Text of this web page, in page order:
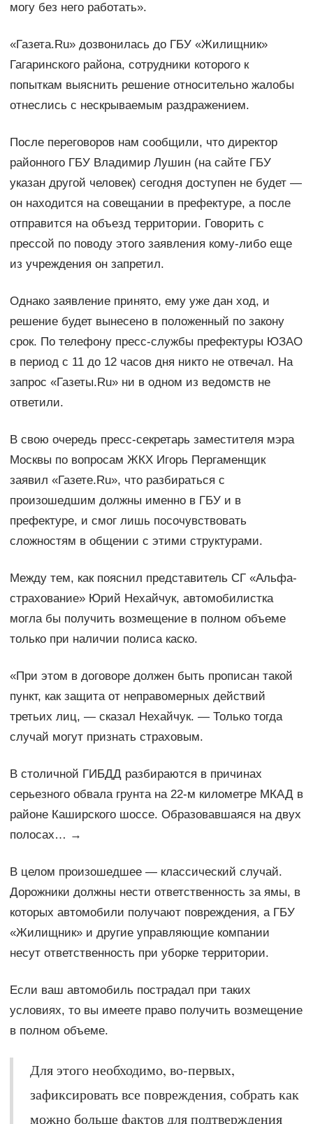
могу без него работать».
«Газета.Ru» дозвонилась до ГБУ «Жилищник»
Гагаринского района, сотрудники которого к
попыткам выяснить решение относительно жалобы
отнеслись с нескрываемым раздражением.
После переговоров нам сообщили, что директор
районного ГБУ Владимир Лушин (на сайте ГБУ
указан другой человек) сегодня доступен не будет —
он находится на совещании в префектуре, а после
отправится на объезд территории. Говорить с
прессой по поводу этого заявления кому-либо еще
из учреждения он запретил.
Однако заявление принято, ему уже дан ход, и
решение будет вынесено в положенный по закону
срок. По телефону пресс-службы префектуры ЮЗАО
в период с 11 до 12 часов дня никто не отвечал. На
запрос «Газеты.Ru» ни в одном из ведомств не
ответили.
В свою очередь пресс-секретарь заместителя мэра
Москвы по вопросам ЖКХ Игорь Пергаменщик
заявил «Газете.Ru», что разбираться с
произошедшим должны именно в ГБУ и в
префектуре, и смог лишь посочувствовать
сложностям в общении с этими структурами.
Между тем, как пояснил представитель СГ «Альфа-
страхование» Юрий Нехайчук, автомобилистка
могла бы получить возмещение в полном объеме
только при наличии полиса каско.
«При этом в договоре должен быть прописан такой
пункт, как защита от неправомерных действий
третьих лиц, — сказал Нехайчук. — Только тогда
случай могут признать страховым.
В столичной ГИБДД разбираются в причинах
серьезного обвала грунта на 22-м километре МКАД в
районе Каширского шоссе. Образовавшаяся на двух
полосах… →
В целом произошедшее — классический случай.
Дорожники должны нести ответственность за ямы, в
которых автомобили получают повреждения, а ГБУ
«Жилищник» и другие управляющие компании
несут ответственность при уборке территории.
Если ваш автомобиль пострадал при таких
условиях, то вы имеете право получить возмещение
в полном объеме.
Для этого необходимо, во-первых,
зафиксировать все повреждения, собрать как
можно больше фактов для подтверждения